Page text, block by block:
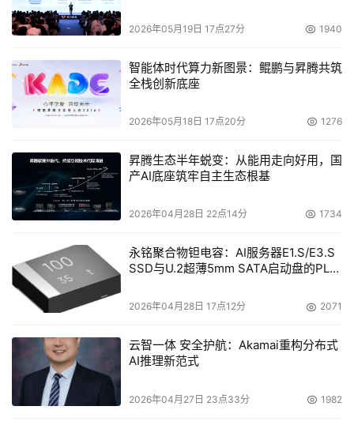
2026年05月19日 17点27分 1940
智能体时代算力新图景：鲲鹏与昇腾共筑
全栈创新底座
2026年05月18日 17点20分 1276
昇腾生态半年蜕变：从能用走向好用，国
产AI底座筑牢自主生态根基
2026年04月28日 22点14分 1734
永铭聚合物钽电容：AI服务器E1.S/E3.S
SSD与U.2超薄5mm SATA启动盘的PLP
2026年04月28日 17点12分 2071
云智一体 安全护航：Akamai重构分布式
AI推理新范式
2026年04月27日 23点33分 1982